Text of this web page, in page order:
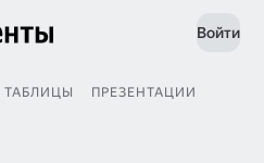
Войти
ТАБЛИЦЫ ПРЕЗЕНТАЦИИ